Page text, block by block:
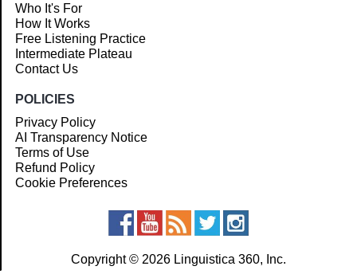
Who It's For
How It Works
Free Listening Practice
Intermediate Plateau
Contact Us
POLICIES
Privacy Policy
AI Transparency Notice
Terms of Use
Refund Policy
Cookie Preferences
Copyright © 2026 Linguistica 360, Inc.